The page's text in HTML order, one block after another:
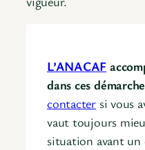
L’ANACAF
dans ces
contacter si vous
vaut toujours
situation avant un